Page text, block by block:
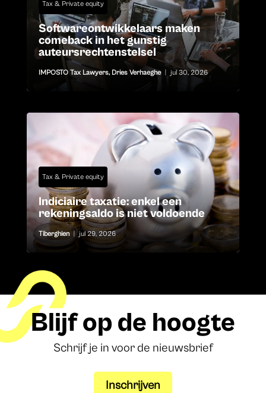
Tax & Private equity
Softwareontwikkelaars maken
comeback in het gunstig
auteursrechtenstelsel
IMPOSTO Tax Lawyers, Dries Verhaeghe jul 30, 2026
Tax & Private equity
Indiciaire taxatie: enkel een
rekeningsaldo is niet voldoende
Tiberghien jul 29, 2026
Blijf op de hoogte
Schrijf je in voor de nieuwsbrief
Inschrijven